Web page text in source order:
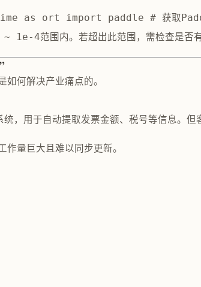
as ort import paddle # 获取
~ 1e-4范围内。若超出此范围，需检查是否
何解决产业痛点的。
，用于自动提取发票金额、税号等信息。
量巨大且难以同步更新。